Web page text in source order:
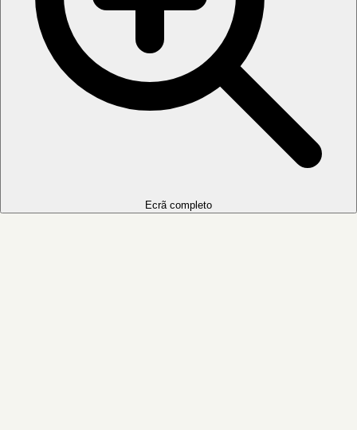
Ecrã completo